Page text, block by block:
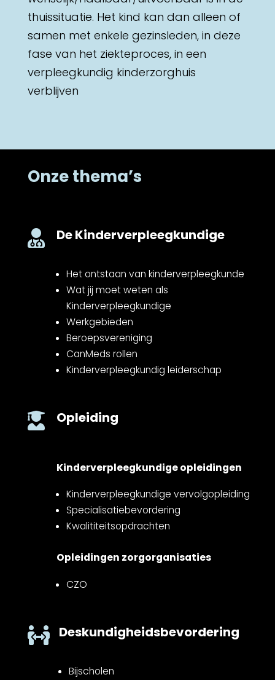
thuissituatie. Het kind kan dan alleen of
samen met enkele gezinsleden, in deze
fase van het ziekteproces, in een
verpleegkundig kinderzorghuis
verblijven
Onze thema’s
 De Kinderverpleegkundige
Het ontstaan van kinderverpleegkunde
Wat jij moet weten als
Kinderverpleegkundige
Werkgebieden
Beroepsvereniging
CanMeds rollen
Kinderverpleegkundig leiderschap
 Opleiding
Kinderverpleegkundige opleidingen
Kinderverpleegkundige vervolgopleiding
Specialisatiebevordering
Kwalititeitsopdrachten
Opleidingen zorgorganisaties
CZO
 Deskundigheidsbevordering
Bijscholen